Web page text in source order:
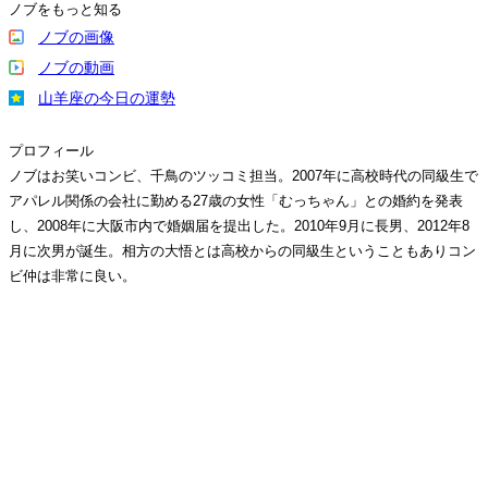
ノブをもっと知る
ノブの画像
ノブの動画
山羊座の今日の運勢
プロフィール
ノブはお笑いコンビ、千鳥のツッコミ担当。2007年に高校時代の同級生で
アパレル関係の会社に勤める27歳の女性「むっちゃん」との婚約を発表
し、2008年に大阪市内で婚姻届を提出した。2010年9月に長男、2012年8
月に次男が誕生。相方の大悟とは高校からの同級生ということもありコン
ビ仲は非常に良い。